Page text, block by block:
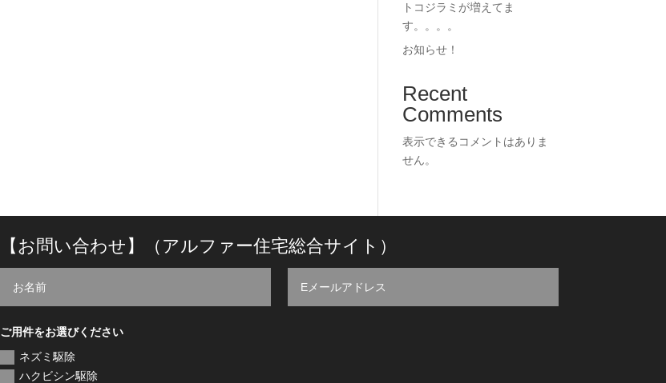
トコジラミが増えてま
す。。。。
お知らせ！
Recent
Comments
表示できるコメントはありま
せん。
【お問い合わせ】（アルファー住宅総合サイト）
ご用件をお選びください
ネズミ駆除
ハクビシン駆除